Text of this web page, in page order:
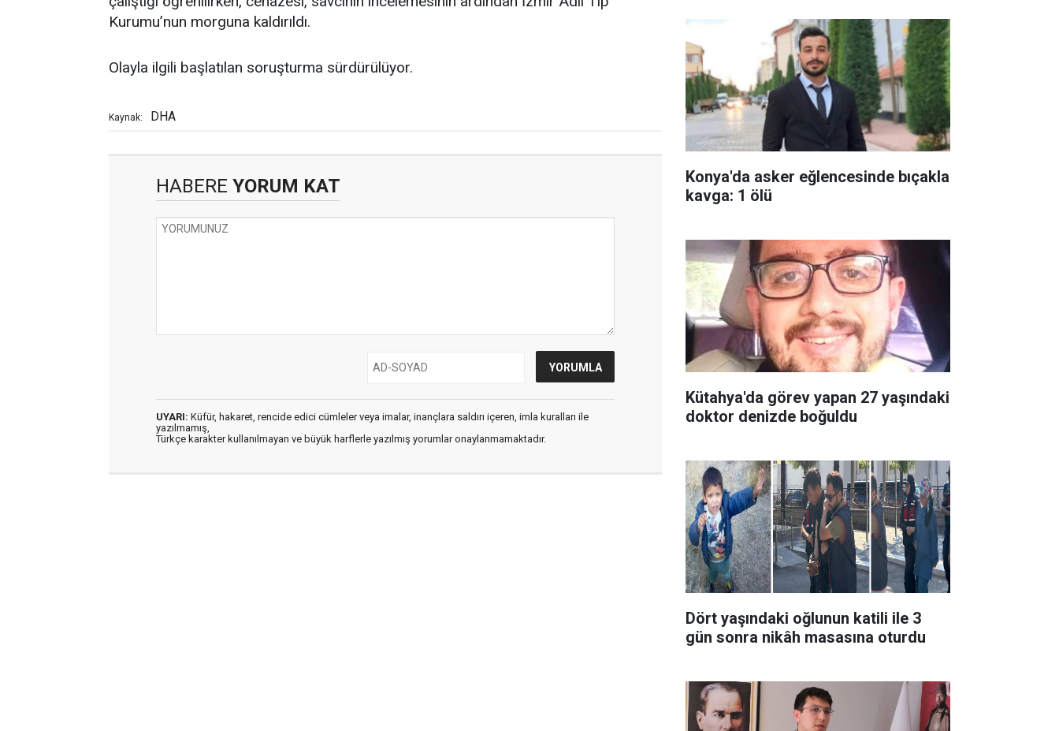
Kurumu’nun morguna kaldırıldı.
Olayla ilgili başlatılan soruşturma sürdürülüyor.
Kaynak: DHA
HABERE YORUM KAT
UYARI: Küfür, hakaret, rencide edici cümleler veya imalar, inançlara saldırı içeren, imla kuralları ile
yazılmamış,
Türkçe karakter kullanılmayan ve büyük harflerle yazılmış yorumlar onaylanmamaktadır.
Konya'da asker eğlencesinde bıçakla
kavga: 1 ölü
Kütahya'da görev yapan 27 yaşındaki
doktor denizde boğuldu
Dört yaşındaki oğlunun katili ile 3
gün sonra nikâh masasına oturdu